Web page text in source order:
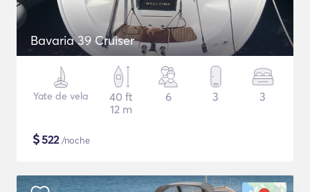
Bavaria 39 Cruiser
Yate de vela
40 ft
12 m
6 3 3
$522/noche